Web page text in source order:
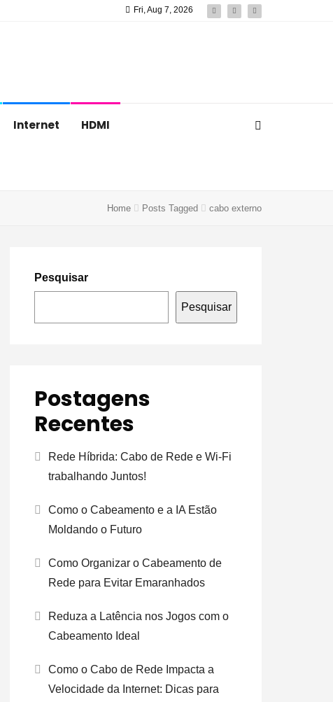
Fri, Aug 7, 2026
Internet HDMI
Home Posts Tagged cabo externo
Pesquisar
Pesquisar
Postagens
Recentes
Rede Híbrida: Cabo de Rede e Wi-Fi
trabalhando Juntos!
Como o Cabeamento e a IA Estão
Moldando o Futuro
Como Organizar o Cabeamento de
Rede para Evitar Emaranhados
Reduza a Latência nos Jogos com o
Cabeamento Ideal
Como o Cabo de Rede Impacta a
Velocidade da Internet: Dicas para